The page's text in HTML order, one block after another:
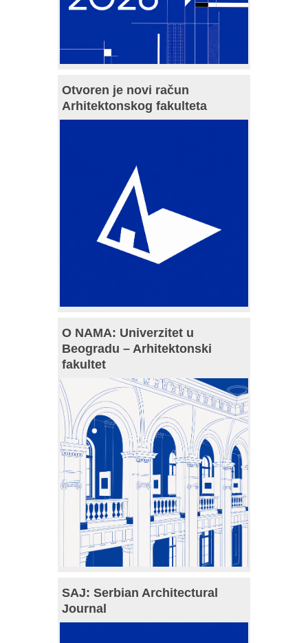
Otvoren je novi račun
Arhitektonskog fakulteta
O NAMA: Univerzitet u
Beogradu – Arhitektonski
fakultet
SAJ: Serbian Architectural
Journal